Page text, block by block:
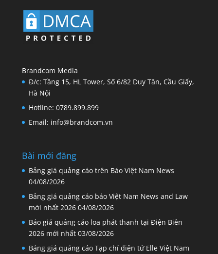
Brandcom Media
Đ/c: Tầng 15, HL Tower, Số 6/82 Duy Tân, Cầu Giấy,
Hà Nội
Hotline: 0789.899.899
Email: info@brandcom.vn
Bài mới đăng
Bảng giá quảng cáo trên Báo Việt Nam News
04/08/2026
Bảng giá quảng cáo báo Việt Nam News and Law
mới nhất 2026 04/08/2026
Báo giá quảng cáo loa phát thanh tại Điện Biên
2026 mới nhất 03/08/2026
Bảng giá quảng cáo Tạp chí điện tử Elle Việt Nam